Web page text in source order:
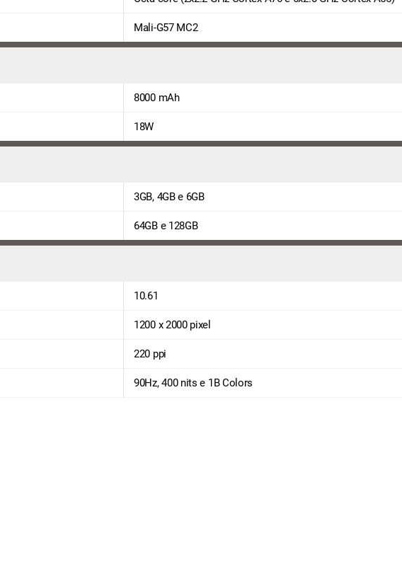
Mali-G57 MC2
8000 mAh
18W
3GB, 4GB e 6GB
64GB e 128GB
10.61
1200 x 2000 pixel
220 ppi
90Hz, 400 nits e 1B Colors